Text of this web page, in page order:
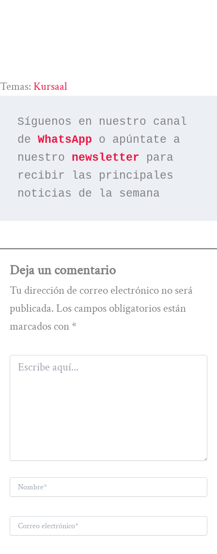
Temas: Kursaal
Síguenos en nuestro canal
de WhatsApp o apúntate a
nuestro newsletter para
recibir las principales
noticias de la semana
Deja un comentario
Tu dirección de correo electrónico no será
publicada. Los campos obligatorios están
marcados con *
Escribe
aquí...
Correo
electrónico*